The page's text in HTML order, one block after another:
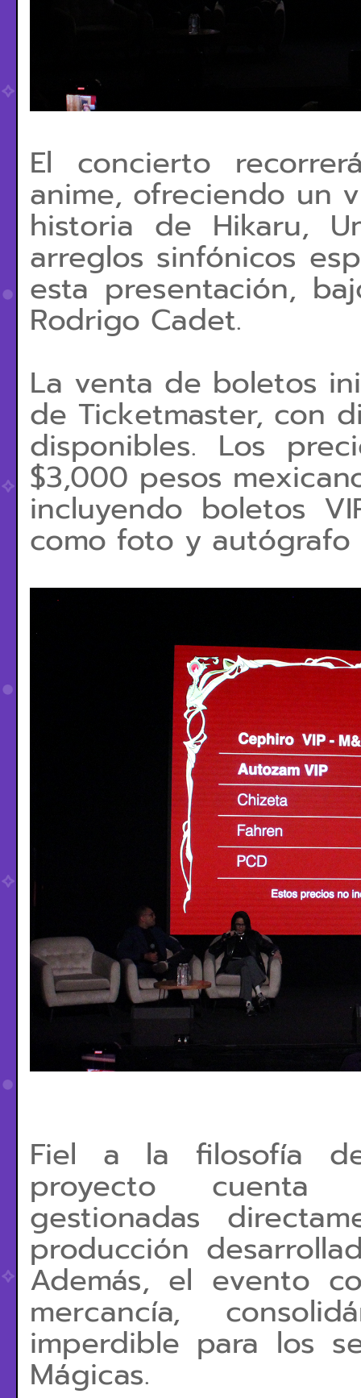
El concierto
anime, ofreciendo un
historia de Hikaru,
arreglos sinfónicos
esta presentación,
Rodrigo Cadet.
La venta de boletos
de Ticketmaster, con
disponibles. Los
$3,000 pesos
incluyendo boletos
como foto y
Fiel a la filosofía
proyecto cuenta
gestionadas
producción
Además, el evento
mercancía,
imperdible para los
Mágicas.